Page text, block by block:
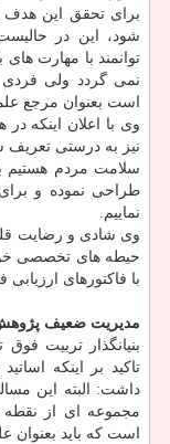
برای تحقق این هدف
شود، این در
توانمند با مهارت
نمی گردد ولی فردی
است بعنوان مرجع
وی با اعلان اینکه
نیز به درستی تعریف
سلامت مردم هستیم
طراحی نموده و
نماییم.
وی شادی و رضایت
حیطه های تخصصی
با فاکتورهای
مدیریت ضعیف
بنیانگذار تربیت
تاکید بر اینکه
داشت: البته این
مجموعه ای از نقطه
است که باید بعنوان